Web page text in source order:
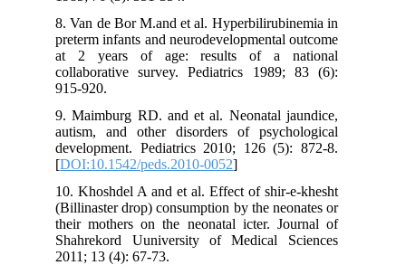
8. Van de Bor M.and et al. Hyperbilirubinemia in
preterm infants and neurodevelopmental outcome
at 2 years of age: results of a national
collaborative survey. Pediatrics 1989; 83 (6):
915-920.
9. Maimburg RD. and et al. Neonatal jaundice,
autism, and other disorders of psychological
development. Pediatrics 2010; 126 (5): 872-8.
[DOI:10.1542/peds.2010-0052
10. Khoshdel A and et al. Effect of shir-e-khesht
(Billinaster drop) consumption by the neonates or
their mothers on the neonatal icter. Journal of
Shahrekord Uuniversity of Medical Sciences
2011; 13 (4): 67-73.